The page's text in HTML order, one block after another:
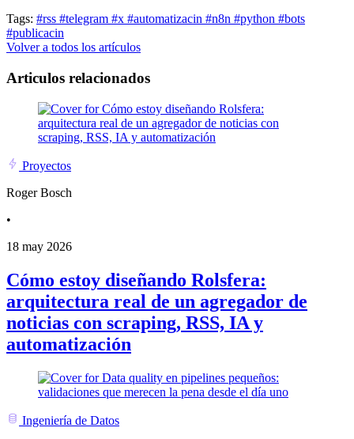
Tags: #rss #telegram #x #automatizacin #n8n #python #bots
#publicacin
Volver a todos los artículos
Articulos relacionados
Proyectos
Roger Bosch
•
18 may 2026
Cómo estoy diseñando Rolsfera:
arquitectura real de un agregador de
noticias con scraping, RSS, IA y
automatización
Ingeniería de Datos